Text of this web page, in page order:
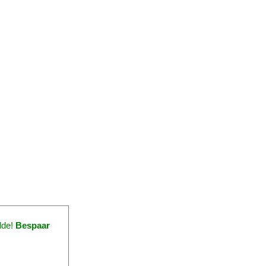
Bespaar